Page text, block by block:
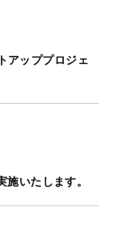
アッププロジェ
いたします。